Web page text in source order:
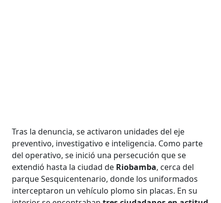
Tras la denuncia, se activaron unidades del eje
preventivo, investigativo e inteligencia. Como parte
del operativo, se inició una persecución que se
extendió hasta la ciudad de Riobamba, cerca del
parque Sesquicentenario, donde los uniformados
interceptaron un vehículo plomo sin placas. En su